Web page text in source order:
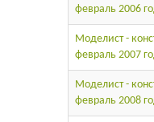
февраль 2006
Моделист -
февраль 2007
Моделист -
февраль 2008